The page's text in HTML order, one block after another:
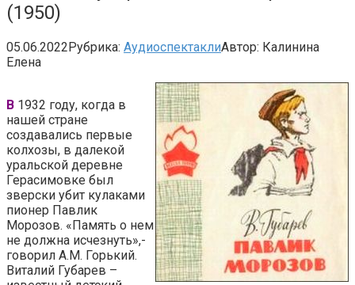
(1950)
05.06.2022Рубрика: АудиоспектаклиАвтор: Калинина
Елена
В 1932 году, когда в
нашей стране
создавались первые
колхозы, в далекой
уральской деревне
Герасимовке был
зверски убит кулаками
пионер Павлик
Морозов. «Память о нем
не должна исчезнуть»,-
говорил А.М. Горький.
Виталий Губарев –